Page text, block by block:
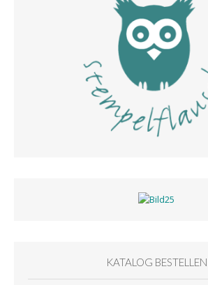
KATALOG BESTELLEN